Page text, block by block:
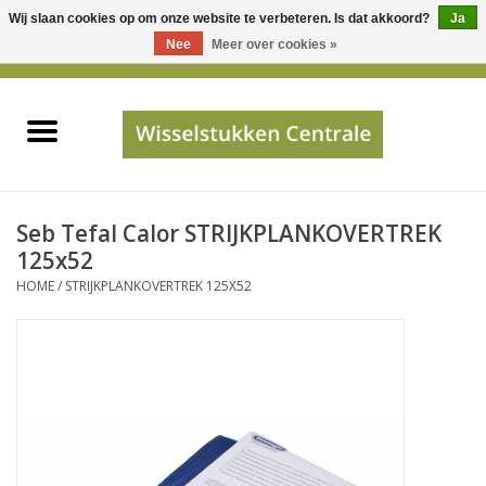
Gebruik
de
pijltjes
op
en
neer
beschikbaar
om
naar
PRIJSAANVRAAG
JUISTE GEGEVENS
Seb Tefal Calor STRIJKPLANKOVERTREK
125x52
HOME/ STRIJKPLANKOVERTREK 125X52
Wij slaan cookies op om onze website te verbeteren. Is dat akkoord?
Ja
Nee
Meer over cookies »